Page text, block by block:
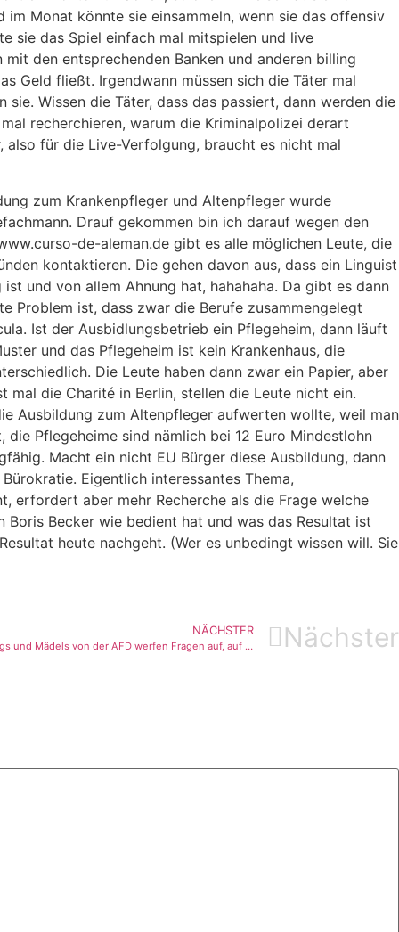
im Monat könnte sie einsammeln, wenn sie das offensiv
sie das Spiel einfach mal mitspielen und live
den entsprechenden Banken und anderen billing
Geld fließt. Irgendwann müssen sich die Täter mal
sie. Wissen die Täter, dass das passiert, dann werden die
recherchieren, warum die Kriminalpolizei derart
also für die Live-Verfolgung, braucht es nicht mal
zum Krankenpfleger und Altenpfleger wurde
Drauf gekommen bin ich darauf wegen den
de-aleman.de gibt es alle möglichen Leute, die
kontaktieren. Die gehen davon aus, dass ein Linguist
und von allem Ahnung hat, hahahaha. Da gibt es dann
Problem ist, dass zwar die Berufe zusammengelegt
Ist der Ausbidlungsbetrieb ein Pflegeheim, dann läuft
und das Pflegeheim ist kein Krankenhaus, die
Die Leute haben dann zwar ein Papier, aber
mal die Charité in Berlin, stellen die Leute nicht ein.
Ausbildung zum Altenpfleger aufwerten wollte, weil man
Pflegeheime sind nämlich bei 12 Euro Mindestlohn
Macht ein nicht EU Bürger diese Ausbildung, dann
Eigentlich interessantes Thema,
erfordert aber mehr Recherche als die Frage welche
Boris Becker wie bedient hat und was das Resultat ist
heute nachgeht. (Wer es unbedingt wissen will. Sie
NÄCHSTER
Braucht man eigentlich Identität? Die Jungs und Mädels von der AFD werfen Fragen auf, auf die kommt man gar nicht so ohne weiteres. Nächster